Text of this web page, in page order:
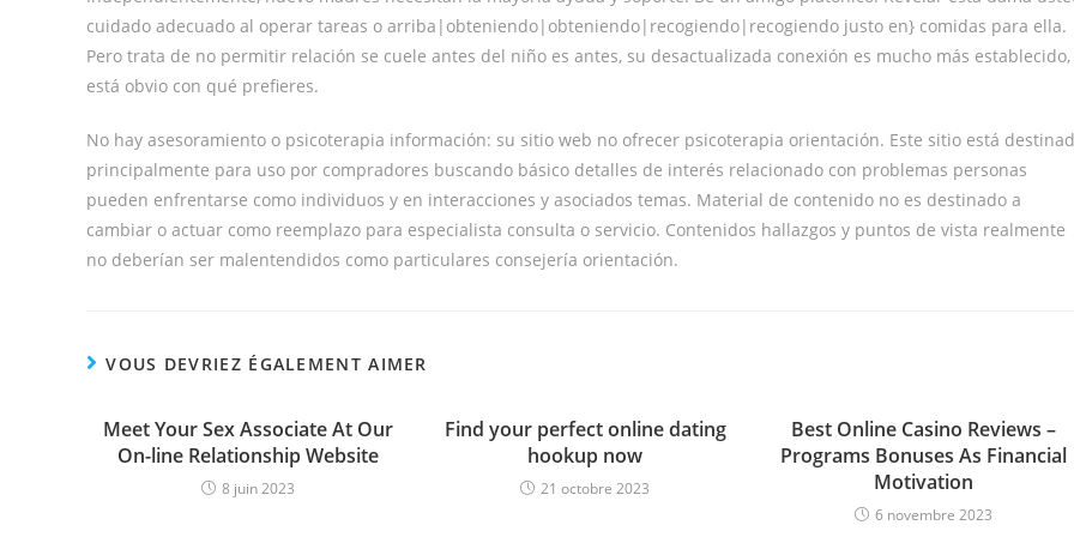
cuidado adecuado al operar tareas o arriba|obteniendo|obteniendo|recogiendo|recogiendo justo en} comidas para ella.
Pero trata de no permitir relación se cuele antes del niño es antes, su desactualizada conexión es mucho más establecido,
está obvio con qué prefieres.
No hay asesoramiento o psicoterapia información: su sitio web no ofrecer psicoterapia orientación. Este sitio está
principalmente para uso por compradores buscando básico detalles de interés relacionado con problemas personas
pueden enfrentarse como individuos y en interacciones y asociados temas. Material de contenido no es destinado a
cambiar o actuar como reemplazo para especialista consulta o servicio. Contenidos hallazgos y puntos de vista realmente
no deberían ser malentendidos como particulares consejería orientación.
VOUS DEVRIEZ ÉGALEMENT AIMER
Meet Your Sex Associate At Our
On-line Relationship Website
8 juin 2023
Find your perfect online dating
hookup now
21 octobre 2023
Best Online Casino Reviews –
Programs Bonuses As Financial
Motivation
6 novembre 2023